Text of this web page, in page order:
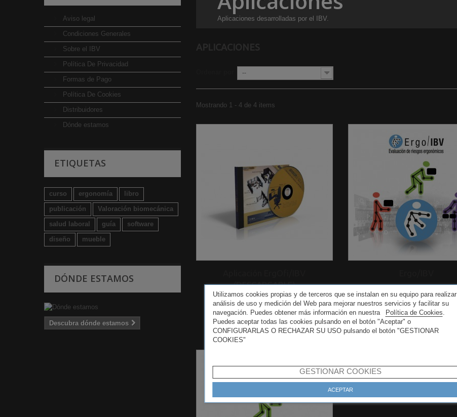
Utilizamos cookies propias y de terceros que se instalan en su equipo para realizar
análisis de uso y medición del Web para mejorar nuestros servicios y facilitar su
navegación. Puedes obtener más información en nuestra
Política de Cookies.
Puedes aceptar todas las cookies pulsando en el botón "Aceptar" o
CONFIGURARLAS O RECHAZAR SU USO pulsando el botón "GESTIONAR
COOKIES"
GESTIONAR COOKIES
ACEPTAR
Aviso legal
Condiciones Generales
Sobre el IBV
Política De Privacidad
Formas de Pago
Política De Cookies
Distribuidores
Dónde estamos
ETIQUETAS
curso ergonomía
libro
publicación
Valoración biomecánica
salud laboral
guía
software
diseño
mueble
DÓNDE ESTAMOS
Descubra dónde estamos
Aplicaciones desarrolladas por el IBV.
--
Mostrando 1 - 4 de 4 items
(DESCARGABLE)
35,00 €
Impuestos NO INCLUIDOS
475,00 €
Impuestos NO INCLUIDOS